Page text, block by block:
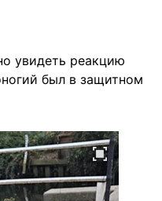
увидеть реакцию
был в защитном